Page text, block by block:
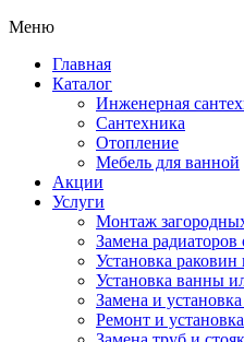
Меню
Главная
Каталог
Инженерная
Сантехника
Отопление
Мебель для ванной
Акции
Услуги
Монтаж
Замена радиаторов
Установка раковин
Установка ванны
Замена и
Ремонт и